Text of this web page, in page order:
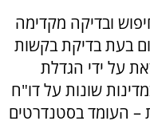
ובדיקה מקדימה
בעת בדיקת בקשות
על ידי הגדלת
שונות על דו"ח
– העומד בסטנדרטים